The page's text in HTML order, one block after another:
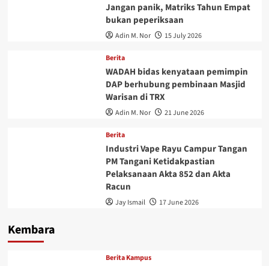
Jangan panik, Matriks Tahun Empat
bukan peperiksaan
Adin M. Nor 15 July 2026
Berita
WADAH bidas kenyataan pemimpin
DAP berhubung pembinaan Masjid
Warisan di TRX
Adin M. Nor 21 June 2026
Berita
Industri Vape Rayu Campur Tangan
PM Tangani Ketidakpastian
Pelaksanaan Akta 852 dan Akta
Racun
Jay Ismail 17 June 2026
Kembara
Berita Kampus